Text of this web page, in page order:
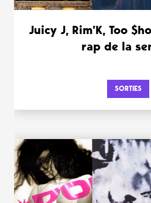
Juicy J, Rim’K, Too
rap de la
SORTIES